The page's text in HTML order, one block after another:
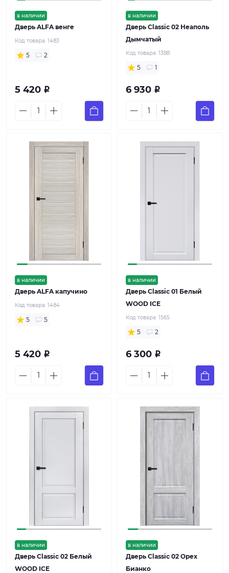
в наличии
Дверь ALFA венге
Код товара: 1483
5 2
5 420 Р
в наличии
Дверь Classic 02 Неаполь
Дымчатый
Код товара: 1388
5 1
6 930 Р
в наличии
Дверь ALFA капучино
Код товара: 1484
5 5
5 420 Р
в наличии
Дверь Classic 01 Белый
WOOD ICE
Код товара: 1565
5 2
6 300 Р
в наличии
Дверь Classic 02 Белый
WOOD ICE
в наличии
Дверь Classic 02 Орех
Бианко